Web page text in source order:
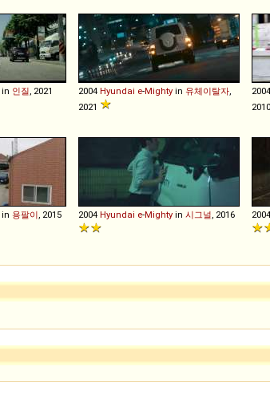
in 인질 , 2021 2004 Hyundai e-Mighty in 유체이탈자
2021
2004
in 용팔이 , 2015 2004 Hyundai e-Mighty in 시그널 , 2016 2004